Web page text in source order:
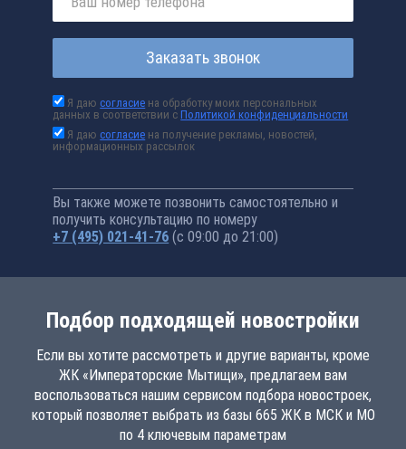
Заказать звонок
Я даюсогласие на обработку моих персональных
данных в соответствии сПолитикой конфиденциальности
Я даюсогласие на получение рекламы, новостей,
информационных рассылок
Вы также можете позвонить самостоятельно и
получить консультацию по номеру
+7 (495) 021-41-76 (с 09:00 до 21:00)
Подбор подходящей новостройки
Если вы хотите рассмотреть и другие варианты, кроме
ЖК «Императорские Мытищи», предлагаем вам
воспользоваться нашим сервисом подбора новостроек,
который позволяет выбрать из базы 665 ЖК в МСК и МО
по 4 ключевым параметрам